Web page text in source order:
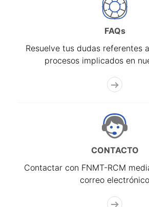
FAQs
Resuelve tus dudas referentes
procesos implicados en
CONTACTO
Contactar con FNMT-RCM
correo electrónico